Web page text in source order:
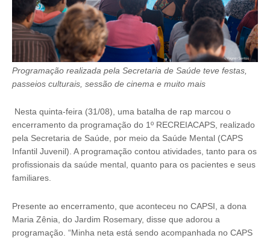
Programação realizada pela Secretaria de Saúde teve festas,
passeios culturais, sessão de cinema e muito mais
Nesta quinta-feira (31/08), uma batalha de rap marcou o
encerramento da programação do 1º RECREIACAPS, realizado
pela Secretaria de Saúde, por meio da Saúde Mental (CAPS
Infantil Juvenil). A programação contou atividades, tanto para os
profissionais da saúde mental, quanto para os pacientes e seus
familiares.
Presente ao encerramento, que aconteceu no CAPSI, a dona
Maria Zênia, do Jardim Rosemary, disse que adorou a
programação. “Minha neta está sendo acompanhada no CAPS